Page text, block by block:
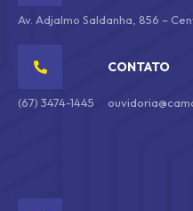
Av. Adjalmo Saldanha, 856 –
CONTATO
(67) 3474-1445